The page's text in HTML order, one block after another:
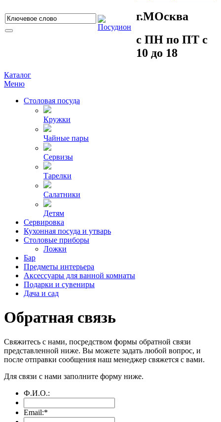
г.МOсква
c ПH пo ПT c
10 до 18
Каталог
Меню
Столовая посуда
Кружки
Чайные пары
Сервизы
Тарелки
Салатники
Детям
Сервировка
Кухонная посуда и утварь
Столовые приборы
Ложки
Бар
Предметы интерьера
Аксессуары для ванной комнаты
Подарки и сувениры
Дача и сад
Обратная связь
Свяжитесь с нами, посредством формы обратной связи
представленной ниже. Вы можете задать любой вопрос, и
после отправки сообщения наш менеджер свяжется с вами.
Для связи с нами заполните форму ниже.
Ф.И.О.:
Email:*